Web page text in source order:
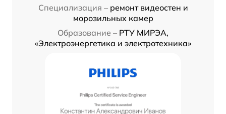
Специализация – ремонт видеостен и
морозильных камер
Образование – РТУ МИРЭА,
«Электроэнергетика и электротехника»